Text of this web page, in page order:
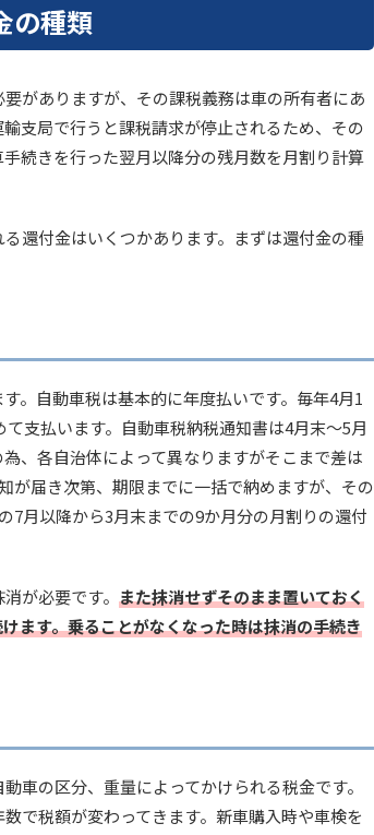
の種類
がありますが、その課税義務は車の所有者にあ
支局で行うと課税請求が停止されるため、その
続きを行った翌月以降分の残月数を月割り計算
還付金はいくつかあります。まずは還付金の種
。自動車税は基本的に年度払いです。毎年4月1
支払います。自動車税納税通知書は4月末～5月
、各自治体によって異なりますがそこまで差は
が届き次第、期限までに一括で納めますが、その
7月以降から3月末までの9か月分の月割りの還付
が必要です。 また抹消せずそのまま置いておく
ます。乗ることがなくなった時は抹消の手続き
車の区分、重量によってかけられる税金です。
で税額が変わってきます。新車購入時や車検を